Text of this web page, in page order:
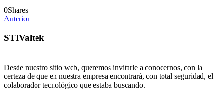
0Shares
Anterior
STIValtek
Desde nuestro sitio web, queremos invitarle a conocernos, con la
certeza de que en nuestra empresa encontrará, con total seguridad, el
colaborador tecnológico que estaba buscando.